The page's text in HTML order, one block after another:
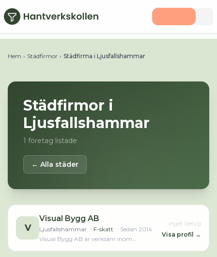
Hoppa till huvudinnehåll
Hem › Städfirmor › Städfirma i Ljusfallshammar
Städfirmor i
Ljusfallshammar
1 företag listade
← Alla städer
V
Visual Bygg AB
Ljusfallshammar · F-skatt · Sedan 2014
Visual Bygg AB är verksam inom
Inget betyg
Visa profil →